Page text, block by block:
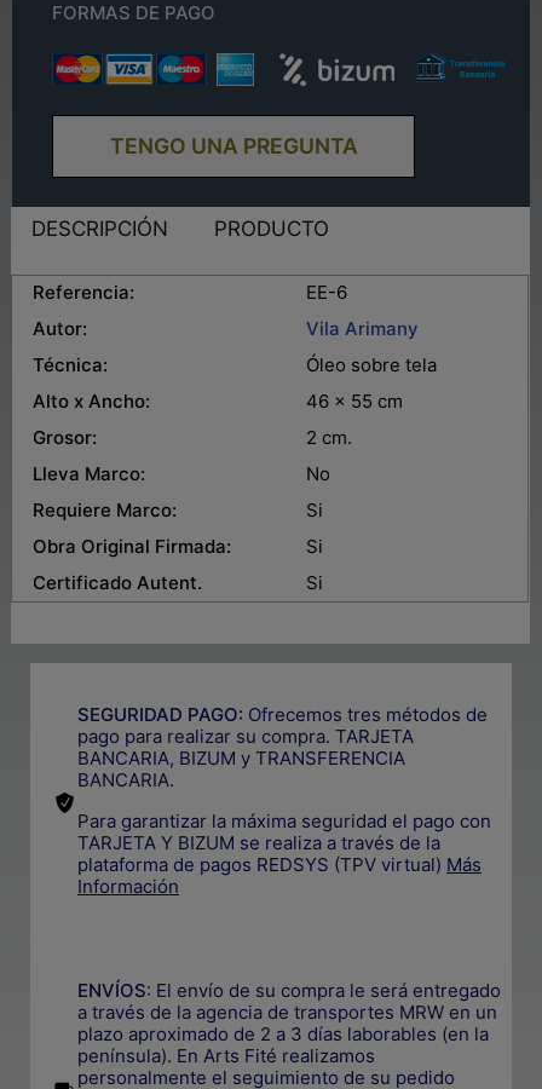
FORMAS DE PAGO
TENGO UNA PREGUNTA
DESCRIPCIÓN PRODUCTO
Referencia:
EE-6
Autor:
Vila Arimany
Técnica:
Óleo sobre tela
Alto x Ancho:
46 x 55 cm
Grosor:
2 cm.
Lleva Marco:
No
Requiere Marco:
Si
Obra Original Firmada:
Si
Certificado Autent.
Si
SEGURIDAD PAGO: Ofrecemos tres métodos de
pago para realizar su compra. TARJETA
BANCARIA, BIZUM y TRANSFERENCIA
BANCARIA.
Para garantizar la máxima seguridad el pago con
TARJETA Y BIZUM se realiza a través de la
plataforma de pagos REDSYS (TPV virtual) Más
Información
ENVÍOS: El envío de su compra le será entregado
a través de la agencia de transportes MRW en un
plazo aproximado de 2 a 3 días laborables (en la
península). En Arts Fité realizamos
personalmente el seguimiento de su pedido